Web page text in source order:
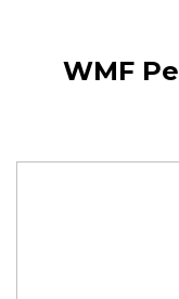
WMF